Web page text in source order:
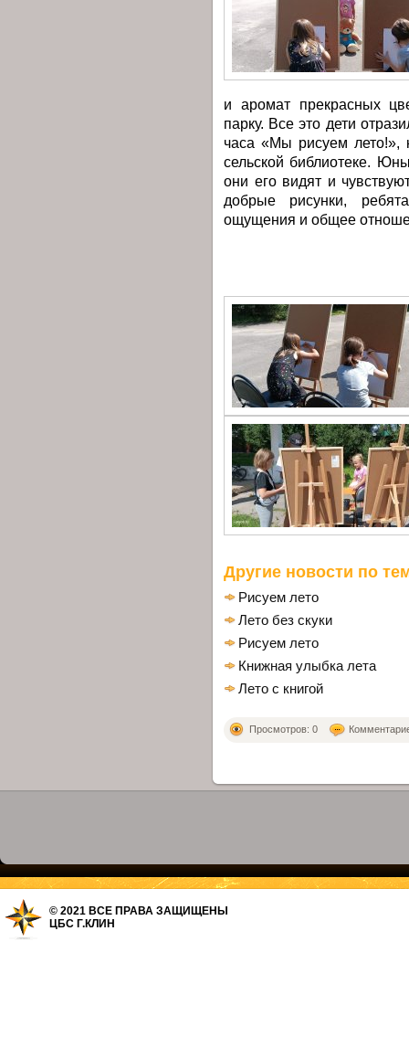
и аромат прекрасных
парку. Все это дети
часа «Мы рисуем лето!»,
сельской библиотеке.
они его видят и
добрые рисунки,
ощущения и общее
Другие новости по
Рисуем лето
Лето без скуки
Рисуем лето
Книжная улыбка лета
Лето с книгой
Просмотров: 0
© 2021 ВСЕ ПРАВА ЗАЩИЩЕНЫ
ЦБС Г.КЛИН